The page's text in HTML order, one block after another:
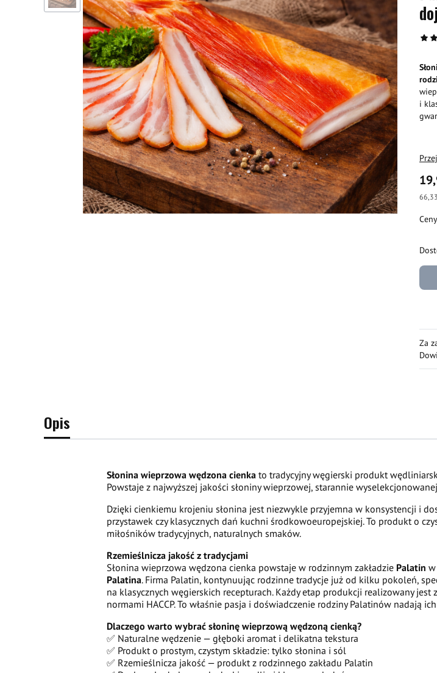
i
Za
Opis
Słonina wieprzowa wędzona cienka to tradycyjny węgierski produkt
Powstaje z najwyższej jakości słoniny wieprzowej, starannie
Dzięki cienkiemu krojeniu słonina jest niezwykle przyjemna w konsystencji i
przystawek czy klasycznych dań kuchni środkowoeuropejskiej. To produkt o
miłośników tradycyjnych, naturalnych smaków.
Rzemieślnicza jakość z tradycjami
Słonina wieprzowa wędzona cienka powstaje w rodzinnym zakładzie Palatin
Palatina. Firma Palatin, kontynuując rodzinne tradycje już od kilku pokoleń,
na klasycznych węgierskich recepturach. Każdy etap produkcji realizowany
normami HACCP. To właśnie pasja i doświadczenie rodziny Palatinów nadają
Dlaczego warto wybrać słoninę wieprzową wędzoną cienką?
✅ Naturalne wędzenie — głęboki aromat i delikatna tekstura
✅ Produkt o prostym, czystym składzie: tylko słonina i sól
✅ Rzemieślnicza jakość — produkt z rodzinnego zakładu Palatin